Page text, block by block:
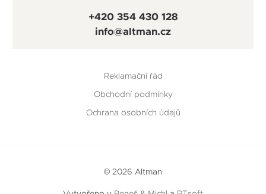
+420 354 430 128
info@altman.cz
Reklamační řád
Obchodní podmínky
Ochrana osobních údajů
© 2026 Altman